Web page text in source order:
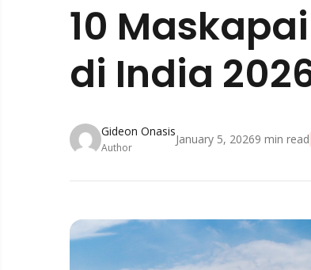
10
di India
Gideon Onasis
Author
January 5, 20269 min read